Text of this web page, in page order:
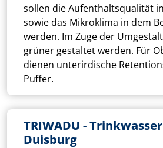
sollen die Aufenthaltsqualität
sowie das Mikroklima in dem
werden. Im Zuge der
grüner gestaltet werden. Für
dienen unterirdische
Puffer.
TRIWADU -
Duisburg